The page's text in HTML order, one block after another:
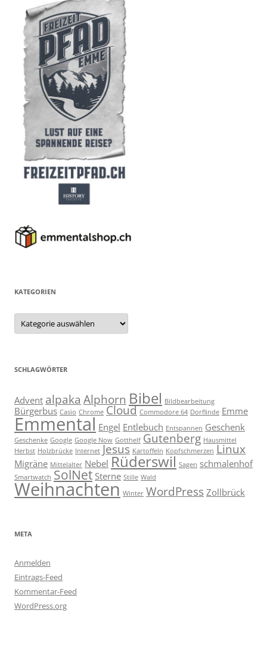
KATEGORIEN
Kategorien
SCHLAGWÖRTER
Advent alpaka Alphorn Bibel Bildbearbeitung
Bürgerbus Casio Chrome Cloud Commodore 64 Dorflinde Emme
Emmental Engel Entlebuch Entspannen Geschenk
Geschenke Google Google Now Gotthelf Gutenberg Hausmittel
Herbst Holzbrücke Internet Jesus Kartoffeln Kopfschmerzen Linux
Migräne Mittelalter Nebel Rüderswil Sagen schmalenhof
Smartwatch SolNet Sterne Stille Wald
Weihnachten Winter WordPress Zollbrück
META
Anmelden
Eintrags-Feed
Kommentar-Feed
WordPress.org